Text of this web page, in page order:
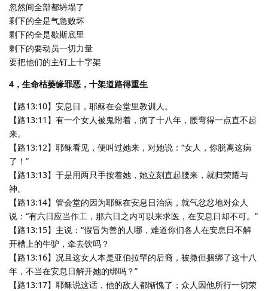
忽然间全部都坍塌了
剩下的全是气急败坏
剩下的全是歇斯底里
剩下的要动员一切力量
要把他们的主钉上十字架
4，生命枯萎缘罪恶，十架道路得重生
【路13:10】安息日，耶稣在会堂里教训人。
【路13:11】有一个女人被鬼附着，病了十八年，腰弯得一点直不起
来。
【路13:12】耶稣看见，便叫过她来，对她说：“女人，你脱离这病
了！”
【路13:13】于是用两只手按着她，她立刻直起腰来，就归荣耀与
神。
【路13:14】管会堂的因为耶稣在安息日治病，就气忿忿地对众人
说：“有六日应当作工，那六日之内可以来求医，在安息日却不可。”
【路13:15】主说：“假冒为善的人哪，难道你们各人在安息日不解
开槽上的牛驴，牵去饮吗？
【路13:16】况且这女人本是亚伯拉罕的后裔，被撒但捆绑了这十八
年，不当在安息日解开她的绑吗？”
【路13:17】耶稣说这话，他的敌人都惭愧了；众人因他所行一切荣